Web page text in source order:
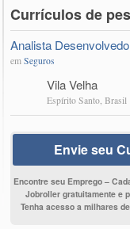
Currículos de
Analista
emSeguros
Vila Velha
Espírito Santo, Brasil
Envie seu
Encontre seu Emprego –
Jobroller gratuitamente e
Tenha acesso a milhares